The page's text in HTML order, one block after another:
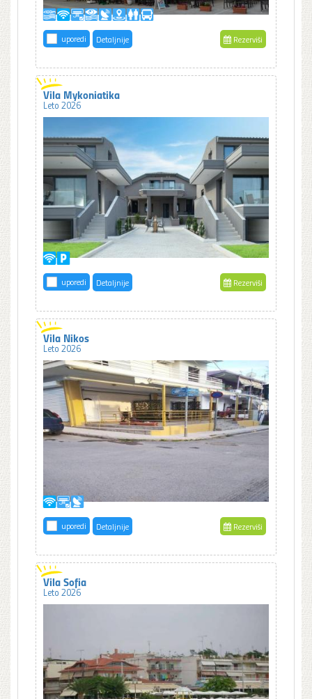
uporedi Detaljnije Rezerviši
Vila Mykoniatika
Leto 2026
uporedi Detaljnije Rezerviši
Vila Nikos
Leto 2026
uporedi Detaljnije Rezerviši
Vila Sofia
Leto 2026